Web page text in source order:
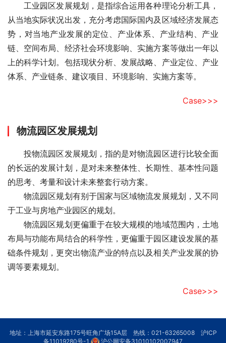
工业园区发展规划，是指综合运用各种理论分析工具，
从当地实际状况出发，充分考虑国际国内及区域经济发展态
势，对当地产业发展的定位、产业体系、产业结构、产业
链、空间布局、经济社会环境影响、实施方案等做出一年以
上的科学计划。包括现状分析、发展战略、产业定位、产业
体系、产业链条、建议项目、环境影响、实施方案等。
Case>>>
物流园区发展规划
投物流园区发展规划，指的是对物流园区进行比较全面
的长远的发展计划，是对未来整体性、长期性、基本性问题
的思考、考量和设计未来整套行动方案。
物流园区规划有别于国家与区域物流发展规划，又不同
于工业与房地产业园区的规划。
物流园区规划更偏重于在较大规模的地域范围内，土地
布局与功能布局结合的科学性，更偏重于园区建设发展的基
础条件规划，更突出物流产业的特点以及相关产业发展的协
调等要素规划。
Case>>>
地址：上海市延安东路175号旺角广场15A层 热线：021-63265008 沪ICP
备11019280号-1
沪公网安备31010102007947